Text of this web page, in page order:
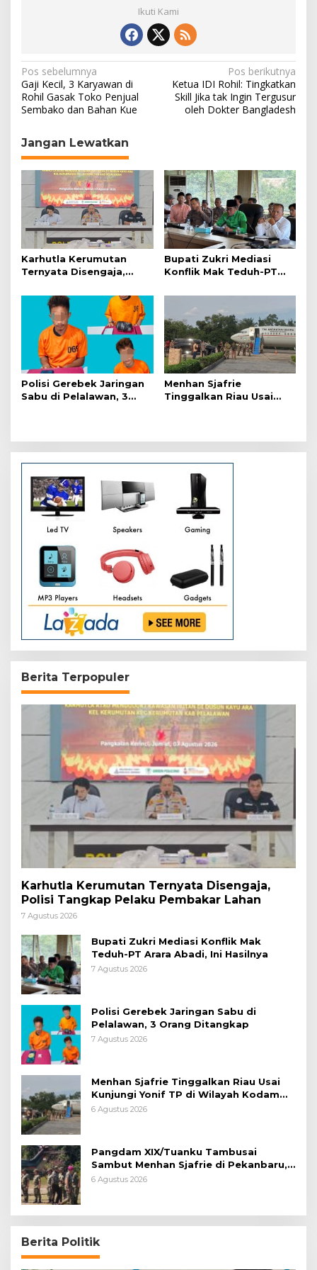
Ikuti Kami
N
a
v
i
g
a
p
o
s
Pos sebelumnya
Gaji Kecil, 3 Karyawan di
Rohil Gasak Toko Penjual
Sembako dan Bahan Kue
Pos berikutnya
Ketua IDI Rohil: Tingkatkan
Skill Jika tak Ingin Tergusur
oleh Dokter Bangladesh
Jangan Lewatkan
Karhutla Kerumutan
Ternyata Disengaja,
Pembakar Lahan
Bupati Zukri Mediasi
Konflik Mak Teduh-PT
Polisi Gerebek Jaringan
Sabu di Pelalawan, 3
Menhan Sjafrie
Tinggalkan Riau Usai
Berita Terpopuler
Karhutla Kerumutan Ternyata Disengaja,
Polisi Tangkap Pelaku Pembakar Lahan
7 Agustus 2026
Bupati Zukri Mediasi Konflik Mak
Teduh-PT Arara Abadi, Ini Hasilnya
7 Agustus 2026
Polisi Gerebek Jaringan Sabu di
Pelalawan, 3 Orang Ditangkap
7 Agustus 2026
Menhan Sjafrie Tinggalkan Riau Usai
Kunjungi Yonif TP di Wilayah Kodam
XIX/Tuanku Tambusai
6 Agustus 2026
Pangdam XIX/Tuanku Tambusai
Sambut Menhan Sjafrie di Pekanbaru,
Ada Agenda Penting
6 Agustus 2026
Berita Politik